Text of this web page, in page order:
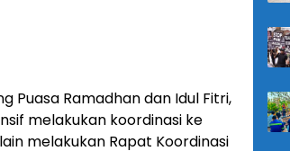
Puasa Ramadhan dan Idul Fitri,
melakukan koordinasi ke
melakukan Rapat Koordinasi